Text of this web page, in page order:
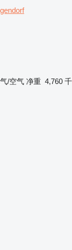
/空气 净重 4,760 千